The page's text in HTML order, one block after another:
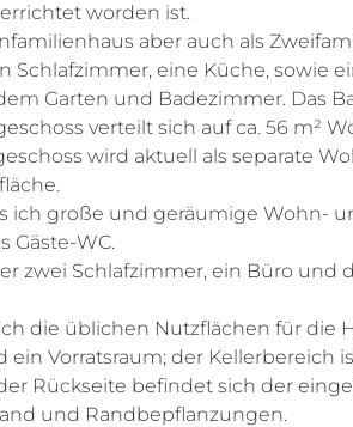
worden ist.
aber auch als
Schlafzimmer, eine Küche, sowie
Garten und Badezimmer. Das
verteilt sich auf ca. 56 m²
wird aktuell als separate
ich große und geräumige Wohn-
Gäste-WC.
zwei Schlafzimmer, ein Büro und
die üblichen Nutzflächen für die
ein Vorratsraum; der Kellerbereich
Rückseite befindet sich der
und Randbepflanzungen.